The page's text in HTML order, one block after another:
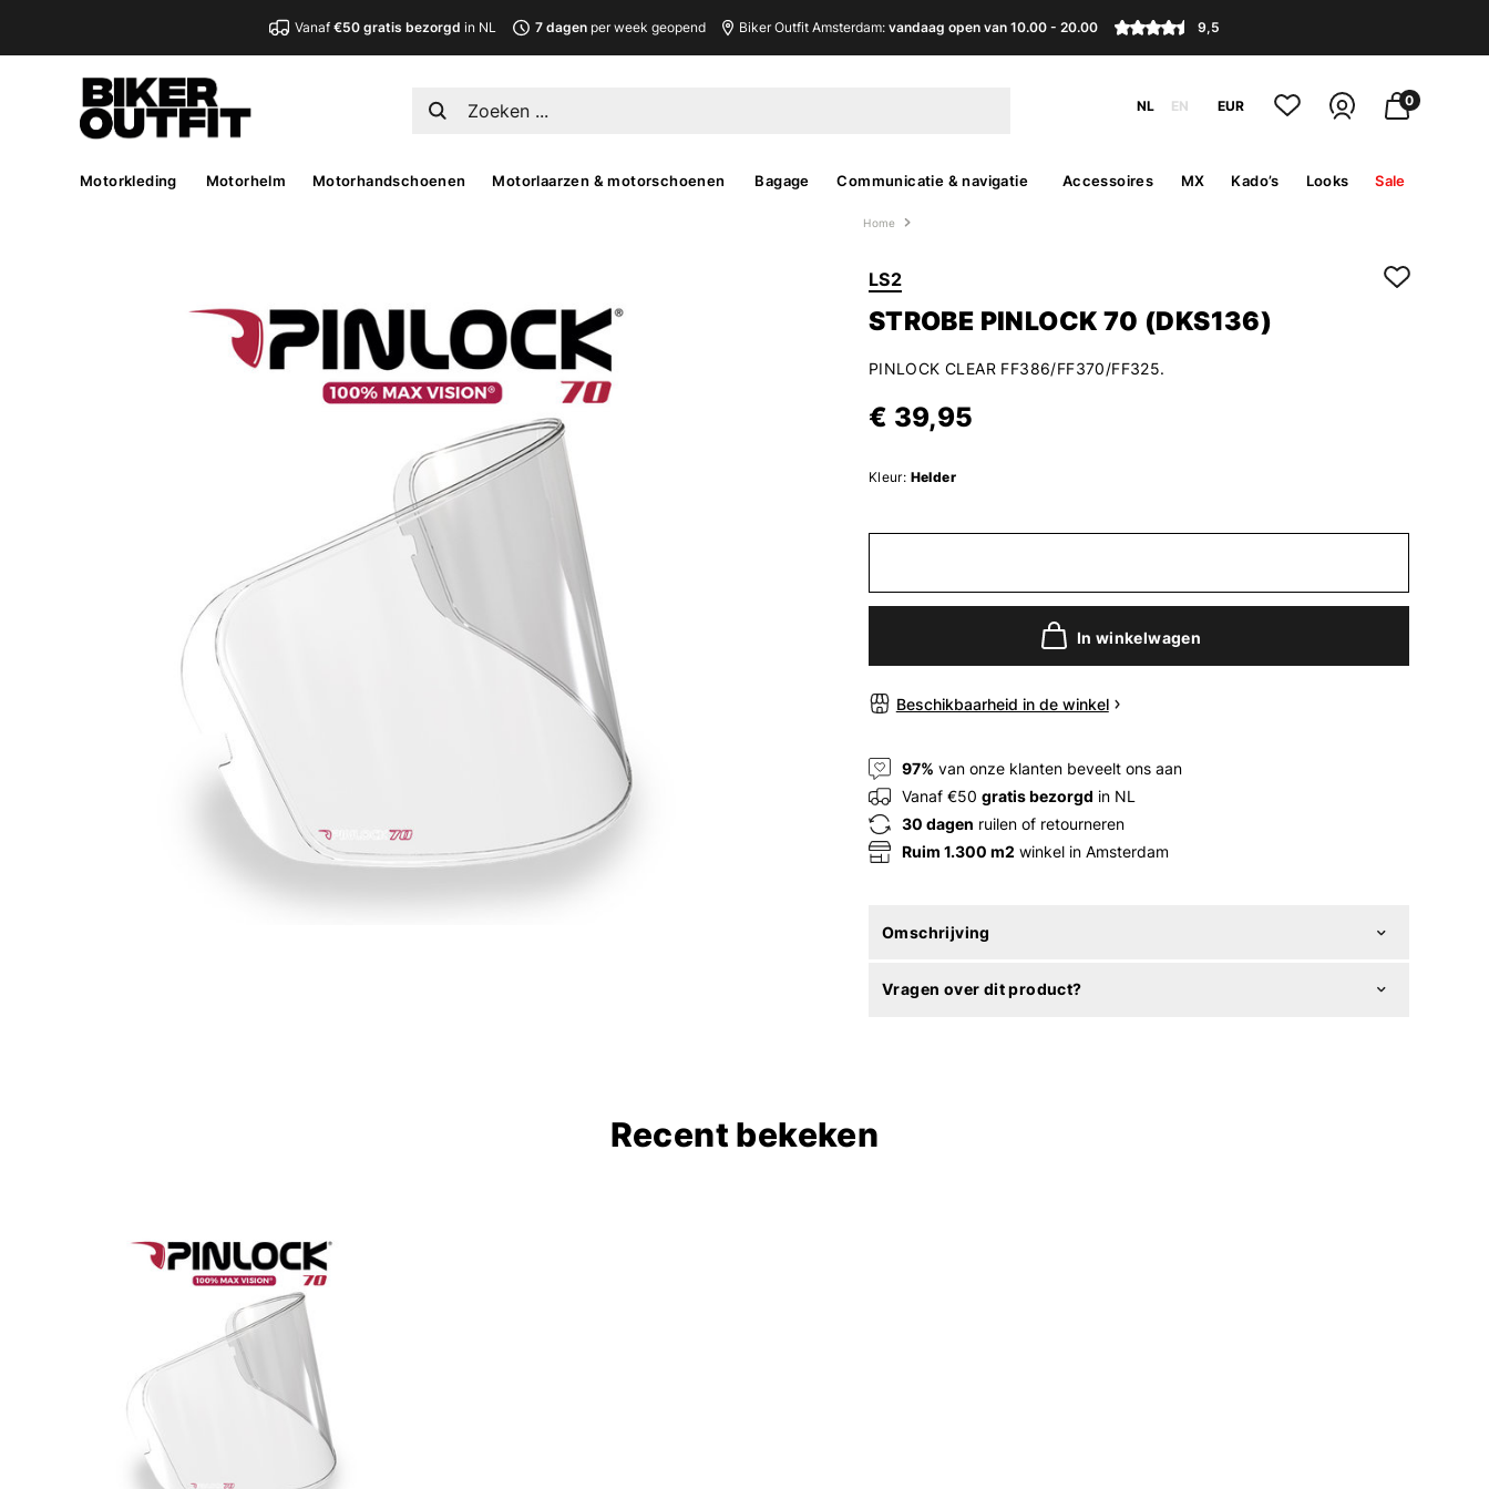
Vanaf€50 gratis bezorgd in NL 7 dagenper week geopend Biker Outfit Amsterdam: vandaag open van 10.00 - 20.00 9,5
NL EN EUR 0
Motorkleding Motorhelm Motorhandschoenen Motorlaarzen & motorschoenen Bagage Communicatie & navigatie Accessoires MX Kado’s Looks Sale
Home
LS2
STROBE PINLOCK 70 (DKS136)
PINLOCK CLEAR FF386/FF370/FF325.
€ 39,95
Kleur: Helder
In winkelwagen
Beschikbaarheid in de winkel
97% van onze klanten beveelt ons aan
Vanaf €50 gratis bezorgd in NL
30 dagen ruilen of retourneren
Ruim 1.300 m2 winkel in Amsterdam
Omschrijving
Vragen over dit product?
Recent bekeken